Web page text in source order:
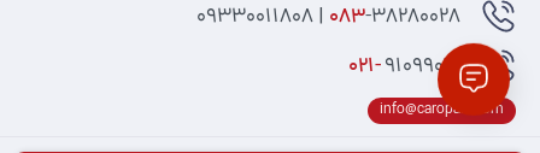
-38280028 | 09330011808
021-91099074
info@caropart.com